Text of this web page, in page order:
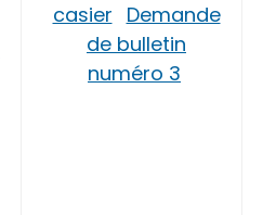
casier Demande
de bulletin
numéro 3